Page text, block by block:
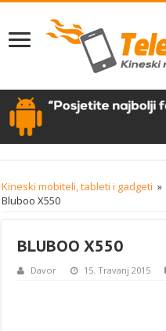
Kineski mobiteli, tableti i gadgeti »
Bluboo X550
BLUBOO X550
Davor 15. Travanj 2015